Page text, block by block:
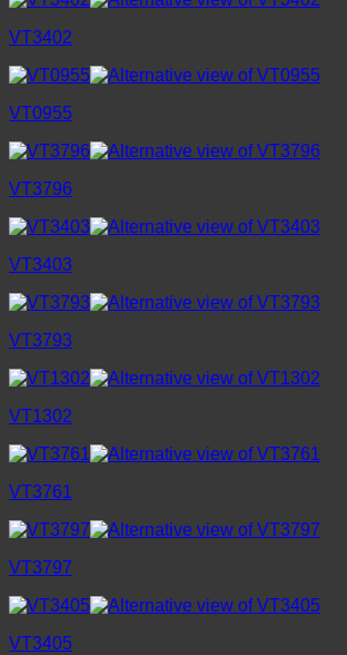
VT3402
VT0955
VT3796
VT3403
VT3793
VT1302
VT3761
VT3797
VT3405